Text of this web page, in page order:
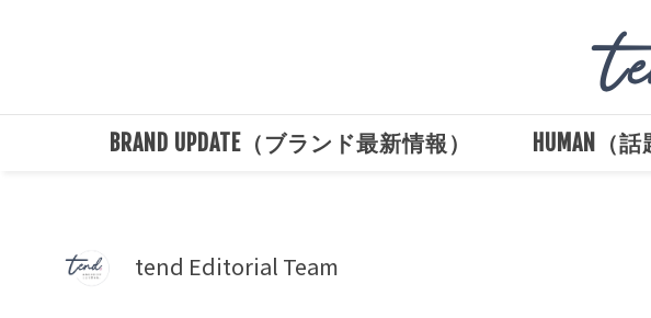
BRAND UPDATE（ブランド最新情報） HUMAN（話
tend Editorial Team